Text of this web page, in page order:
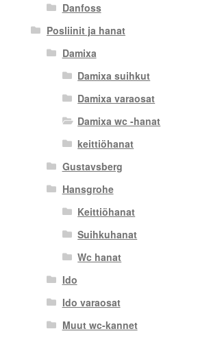
Danfoss
Posliinit ja hanat
Damixa
Damixa suihkut
Damixa varaosat
Damixa wc -hanat
keittiöhanat
Gustavsberg
Hansgrohe
Keittiöhanat
Suihkuhanat
Wc hanat
Ido
Ido varaosat
Muut wc-kannet